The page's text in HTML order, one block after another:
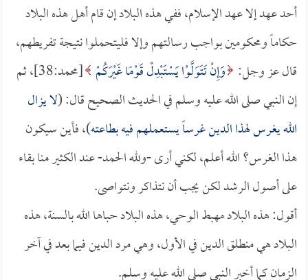
أحد عهد إلا عهد الإسلام، ففي هذه البلاد إن قام أهل هذه البلاد
حكاماً ومحكومين بواجب رسالتهم وإلا فليتحملوا نتيجة تفريطهم،
قال عز وجل: وَإِنْ تَتَوَلَّوْا يَسْتَبْدِلْ قَوْمًا غَيْرَكُمْ
[محمد:38]، ثم
إن النبي صلى الله عليه وسلم في الحديث الصحيح قال: (لا يزال
الله يغرس لهذا الدين غرساً يستعملهم فيه بطاعته)، فأين سيكون
هذا الغرس؟ الله أعلم، لكني أرى -ولله الحمد- عند الكثير منا بقاء
على أصول الرشد لكن يجب أن نتذاكر ونتواصى.
أقول: هذه البلاد مهبط الوحي، هذه البلاد حباها الله بالسنة، هذه
البلاد هي منطلق الدين في الأول، وهي مرد الدين فيما بعد في آخر
الزمان كما أخبر النبي صلى الله عليه وسلم.